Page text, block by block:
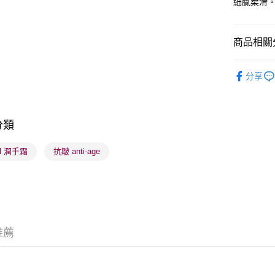
順豐自助
商品相關
分享
類
潤手霜 抗皺 anti-age
薦